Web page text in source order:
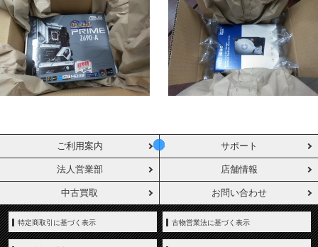
ご利用案内 サポート
法人営業部 店舗情報
中古買取 お問い合わせ
特定商取引に基づく表示 古物営業法に基づく表示